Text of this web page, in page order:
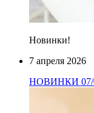
Новинки!
7 апреля 2026
НОВИНКИ 07/